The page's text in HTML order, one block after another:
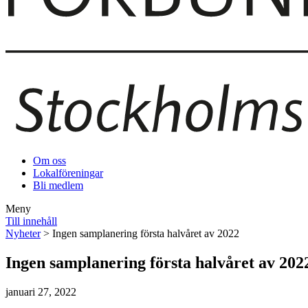
Om oss
Lokalföreningar
Bli medlem
Meny
Till innehåll
Nyheter> Ingen samplanering första halvåret av 2022
Ingen samplanering första halvåret av
januari 27, 2022